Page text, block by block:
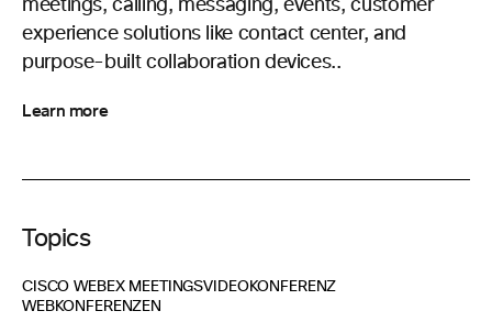
meetings, calling, messaging, events, customer
experience solutions like contact center, and
purpose-built collaboration devices..
Learn more
Topics
CISCO WEBEX MEETINGSVIDEOKONFERENZ
WEBKONFERENZEN